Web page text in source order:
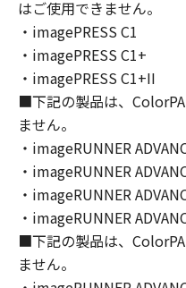
SOFTWARE. You
convert to another
modify,
reverse engineer the
not have any third
3. COPYRIGHT NOTICE
You shall not
copyright notice of
contained in the
copy thereof.
4. OWNERSHIP
Canon and its
the title, ownership
はご使用できません。
・imagePRESS C1
・imagePRESS C1+
・imagePRESS C1+II
■下記の製品は、
ません。
・imageRUNNER
・imageRUNNER
・imageRUNNER
・imageRUNNER
■下記の製品は、
ません。